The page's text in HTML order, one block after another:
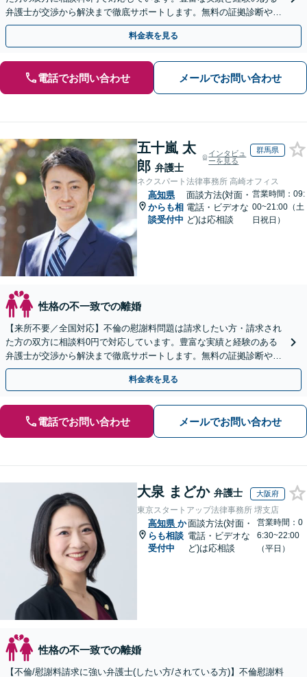
弁護士が交渉から解決まで徹底サポートします。無料の証拠診断や着
手金の返還保証もありますので安心してご相談ください。
料金表を見る
電話でお問い合わせ メールでお問い合わせ
五十嵐 太
郎 弁護士
インタビュ
ーを見る
群馬県
ネクスパート法律事務所 高崎オフィス
高知県
からも相
談受付中
面談方法(対面・
電話・ビデオな
ど)は応相談
営業時間：09:
00~21:00（土
日祝日）
性格の不一致での離婚
【来所不要／全国対応】不倫の慰謝料問題は請求したい方・請求され
た方の双方に相談料0円で対応しています。豊富な実績と経験のある
弁護士が交渉から解決まで徹底サポートします。無料の証拠診断や着
手金の返還保証もありますので安心してご相談ください。
料金表を見る
電話でお問い合わせ メールでお問い合わせ
大泉 まどか 弁護士 大阪府
東京スタートアップ法律事務所 堺支店
高知県 か
らも相談
受付中
面談方法(対面・
電話・ビデオな
ど)は応相談
営業時間：0
6:30~22:00
（平日）
性格の不一致での離婚
【不倫/慰謝料請求に強い弁護士(したい方/されている方)】不倫慰謝料